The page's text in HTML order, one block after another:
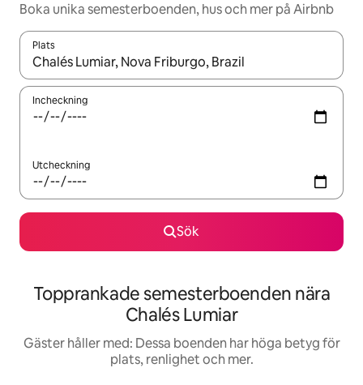
Boka unika semesterboenden, hus och mer på Airbnb
Plats
När resultaten är tillgängliga kan du navigera med upp- och
Incheckning
Utcheckning
Sök
Topprankade semesterboenden nära
Chalés Lumiar
Gäster håller med: Dessa boenden har höga betyg för
plats, renlighet och mer.